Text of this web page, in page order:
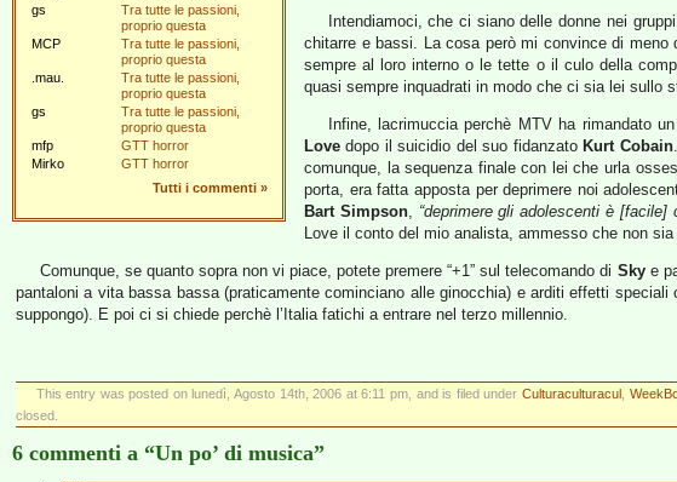
gs
Tra tutte le passioni,
proprio questa
MCP
Tra tutte le passioni,
proprio questa
.mau.
Tra tutte le passioni,
proprio questa
gs
Tra tutte le passioni,
proprio questa
mfp
GTT horror
Mirko
GTT horror
Tutti i commenti »
Intendiamoci, che ci siano delle donne nei
chitarre e bassi. La cosa però mi convince di meno
sempre al loro interno o le tette o il culo della
quasi sempre inquadrati in modo che ci sia lei sullo
Infine, lacrimuccia perchè MTV ha rimandato
Love dopo il suicidio del suo fidanzato Kurt Cobain
comunque, la sequenza finale con lei che urla
porta, era fatta apposta per deprimere noi
Bart Simpson, “deprimere gli adolescenti è
Love il conto del mio analista, ammesso che non
Comunque, se quanto sopra non vi piace, potete premere “+1” sul telecomando di Skye
pantaloni a vita bassa bassa (praticamente cominciano alle ginocchia) e arditi effetti
suppongo). E poi ci si chiede perchè l’Italia fatichi a entrare nel terzo millennio.
This entry was posted on lunedì, Agosto 14th, 2006 at 6:11 pm, and is filed underCulturaculturacul
closed.
6 commenti a “Un po’ di musica”